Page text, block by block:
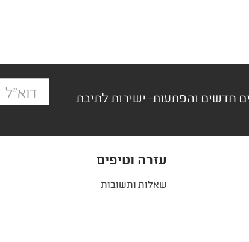
חדשים והפתעות- ישירות לתיבת
עזרה וטיפים
שאלות ותשובות